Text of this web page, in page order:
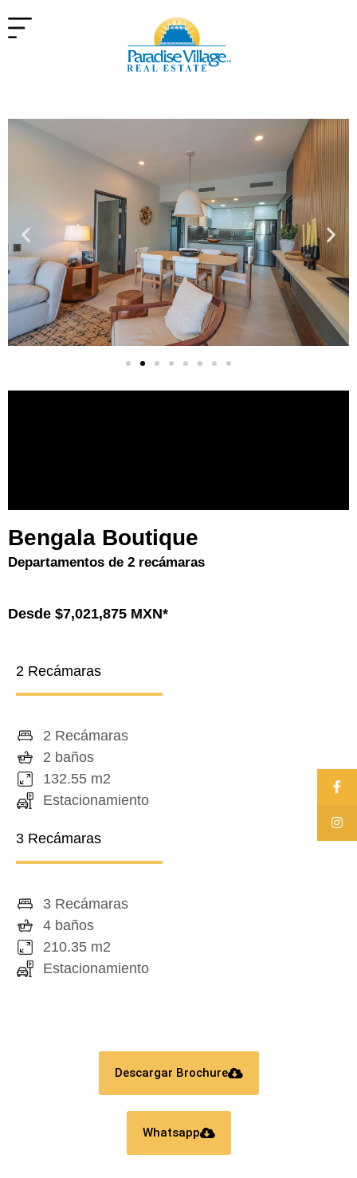
Bengala Boutique
Departamentos de 2 recámaras
Desde $7,021,875 MXN*
2 Recámaras
2 Recámaras
2 baños
132.55 m2
Estacionamiento
3 Recámaras
3 Recámaras
4 baños
210.35 m2
Estacionamiento
Descargar Brochure
Whatsapp